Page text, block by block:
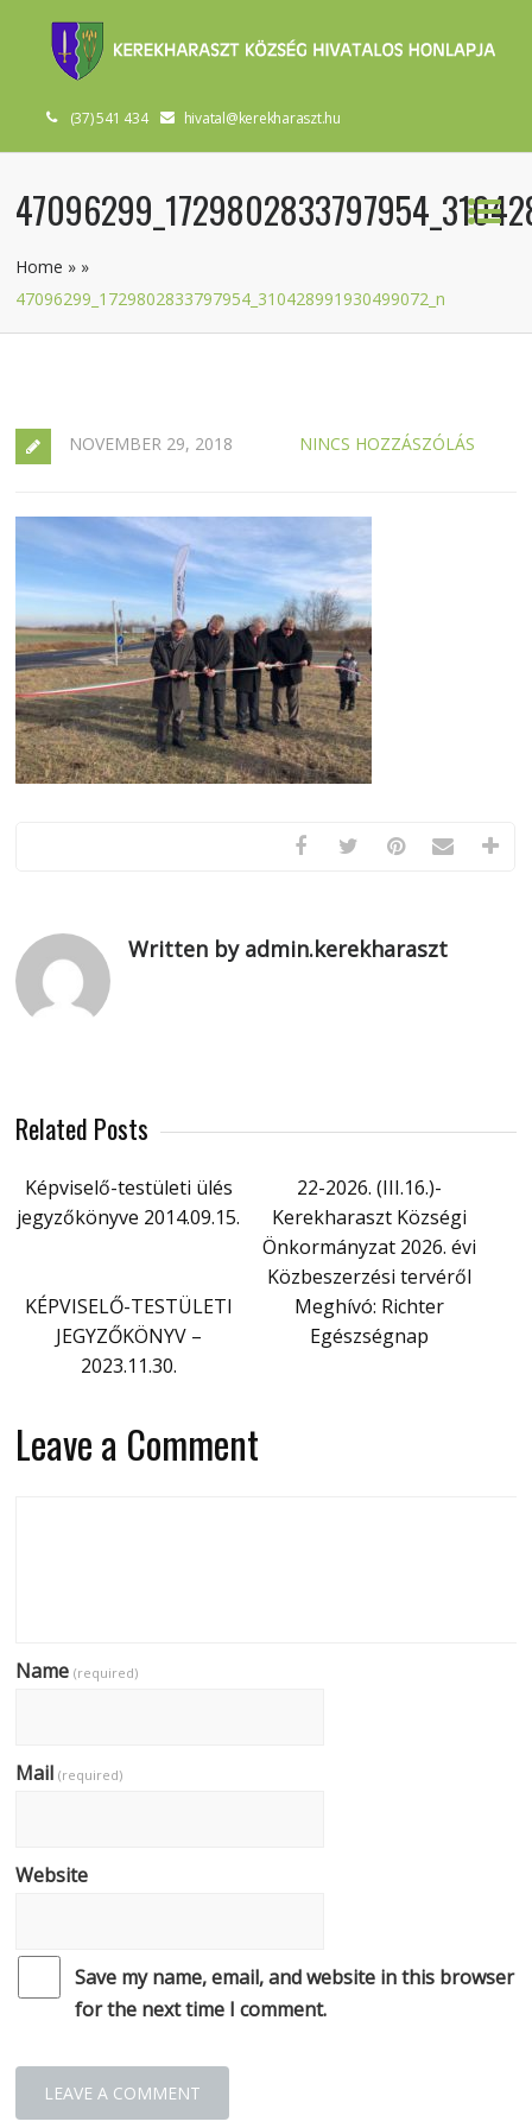
(37) 541 434 hivatal@kerekharaszt.hu
Home » »
47096299_1729802833797954_310428991930499072_n
NOVEMBER 29, 2018 NINCS HOZZÁSZÓLÁS
Written by admin.kerekharaszt
Related Posts
Képviselő-testületi ülés
jegyzőkönyve 2014.09.15.
22-2026. (III.16.)-
Kerekharaszt Községi
Önkormányzat 2026. évi
Közbeszerzési tervéről
KÉPVISELŐ-TESTÜLETI
JEGYZŐKÖNYV –
2023.11.30.
Meghívó: Richter
Egészségnap
Leave a Comment
Name(required)
Mail(required)
Website
Save my name, email, and website in this browser
for the next time I comment.